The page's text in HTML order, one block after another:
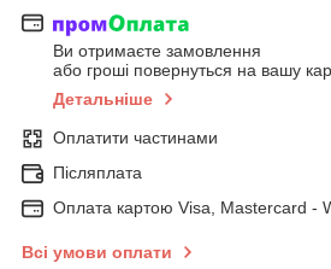
Ви отримаєте замовлення
або гроші повернуться на вашу
Детальніше
Оплатити частинами
Післяплата
Оплата картою Visa, Mastercard -
Всі умови оплати